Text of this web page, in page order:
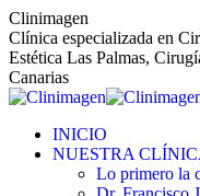
Saltar
al
contenido
Clinimagen
Clínica especializada en
Estética Las Palmas,
Canarias
INICIO
NUESTRA
Lo primero la